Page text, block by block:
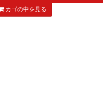
カゴの中を見る